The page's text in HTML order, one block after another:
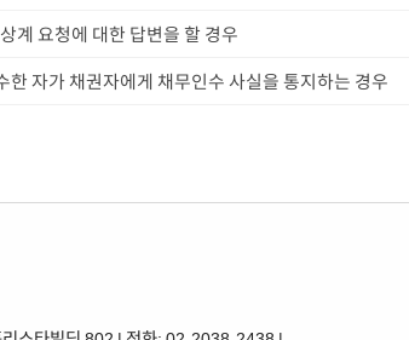
계 요청에 대한 답변을 할 경우
한 자가 채권자에게 채무인수 사실을 통지하는 경우